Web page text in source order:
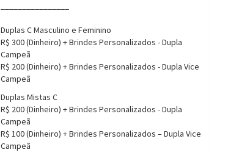
Duplas C Masculino e Feminino
R$ 300 (Dinheiro) + Brindes Personalizados - Dupla
Campeã
R$ 200 (Dinheiro) + Brindes Personalizados - Dupla Vice
Campeã
Duplas Mistas C
R$ 200 (Dinheiro) + Brindes Personalizados - Dupla
Campeã
R$ 100 (Dinheiro) + Brindes Personalizados – Dupla Vice
Campeã